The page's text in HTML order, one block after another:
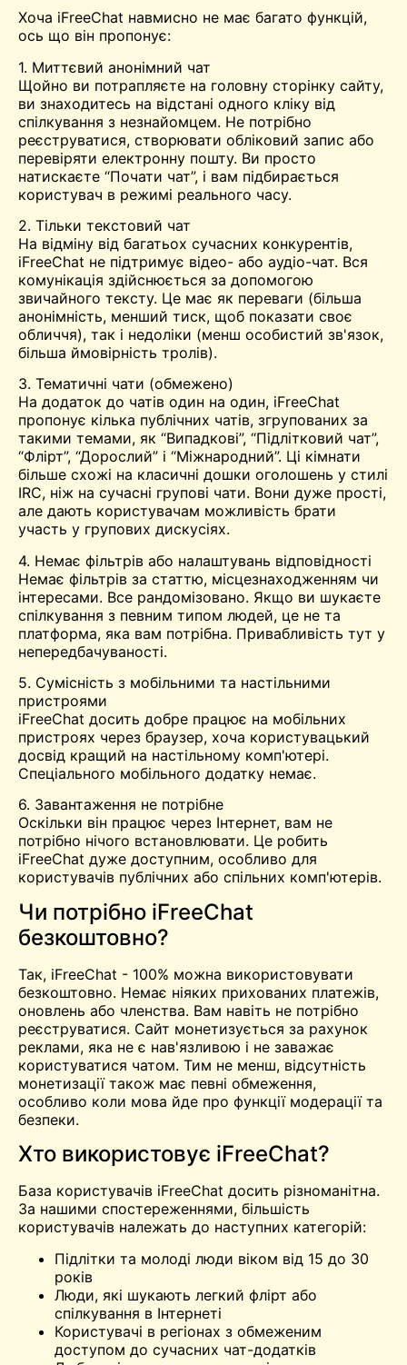
Хоча iFreeChat навмисно не має багато функцій,
ось що він пропонує:
1. Миттєвий анонімний чат
Щойно ви потрапляєте на головну сторінку сайту,
ви знаходитесь на відстані одного кліку від
спілкування з незнайомцем. Не потрібно
реєструватися, створювати обліковий запис або
перевіряти електронну пошту. Ви просто
натискаєте “Почати чат”, і вам підбирається
користувач в режимі реального часу.
2. Тільки текстовий чат
На відміну від багатьох сучасних конкурентів,
iFreeChat не підтримує відео- або аудіо-чат. Вся
комунікація здійснюється за допомогою
звичайного тексту. Це має як переваги (більша
анонімність, менший тиск, щоб показати своє
обличчя), так і недоліки (менш особистий зв'язок,
більша ймовірність тролів).
3. Тематичні чати (обмежено)
На додаток до чатів один на один, iFreeChat
пропонує кілька публічних чатів, згрупованих за
такими темами, як “Випадкові”, “Підлітковий чат”,
“Флірт”, “Дорослий” і “Міжнародний”. Ці кімнати
більше схожі на класичні дошки оголошень у стилі
IRC, ніж на сучасні групові чати. Вони дуже прості,
але дають користувачам можливість брати
участь у групових дискусіях.
4. Немає фільтрів або налаштувань відповідності
Немає фільтрів за статтю, місцезнаходженням чи
інтересами. Все рандомізовано. Якщо ви шукаєте
спілкування з певним типом людей, це не та
платформа, яка вам потрібна. Привабливість тут у
непередбачуваності.
5. Сумісність з мобільними та настільними
пристроями
iFreeChat досить добре працює на мобільних
пристроях через браузер, хоча користувацький
досвід кращий на настільному комп'ютері.
Спеціального мобільного додатку немає.
6. Завантаження не потрібне
Оскільки він працює через Інтернет, вам не
потрібно нічого встановлювати. Це робить
iFreeChat дуже доступним, особливо для
користувачів публічних або спільних комп'ютерів.
Чи потрібно iFreeChat
безкоштовно?
Так, iFreeChat - 100% можна використовувати
безкоштовно. Немає ніяких прихованих платежів,
оновлень або членства. Вам навіть не потрібно
реєструватися. Сайт монетизується за рахунок
реклами, яка не є нав'язливою і не заважає
користуватися чатом. Тим не менш, відсутність
монетизації також має певні обмеження,
особливо коли мова йде про функції модерації та
безпеки.
Хто використовує iFreeChat?
База користувачів iFreeChat досить різноманітна.
За нашими спостереженнями, більшість
користувачів належать до наступних категорій:
Підлітки та молоді люди віком від 15 до 30
років
Люди, які шукають легкий флірт або
спілкування в Інтернеті
Користувачі в регіонах з обмеженим
доступом до сучасних чат-додатків